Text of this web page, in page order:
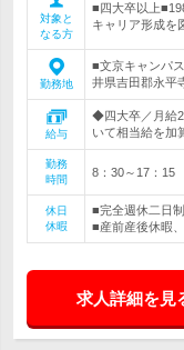
対象と
なる方
■四大卒以上
キャリア形成を
勤務地
■文京キャンパ
井県吉田郡永平
給与
◆四大卒／月給
いて相当給を加
勤務
時間
8：30～17：15
休日
休暇
■完全週休二日
■産前産後休暇
求人詳細を見